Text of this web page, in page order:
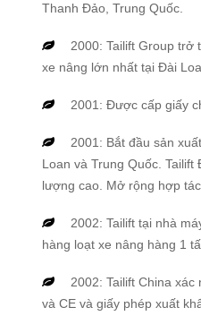
Thanh Đảo, Trung Quốc.
2000: Tailift Group trở
xe nâng lớn nhất tại Đài
2001: Được cấp giấy
2001: Bắt đầu sản
Loan và Trung Quốc.
lượng cao. Mở rộng hợp
2002: Tailift tại nhà
hàng loạt xe nâng hàng 1
2002: Tailift China
và CE và giấy phép xuất